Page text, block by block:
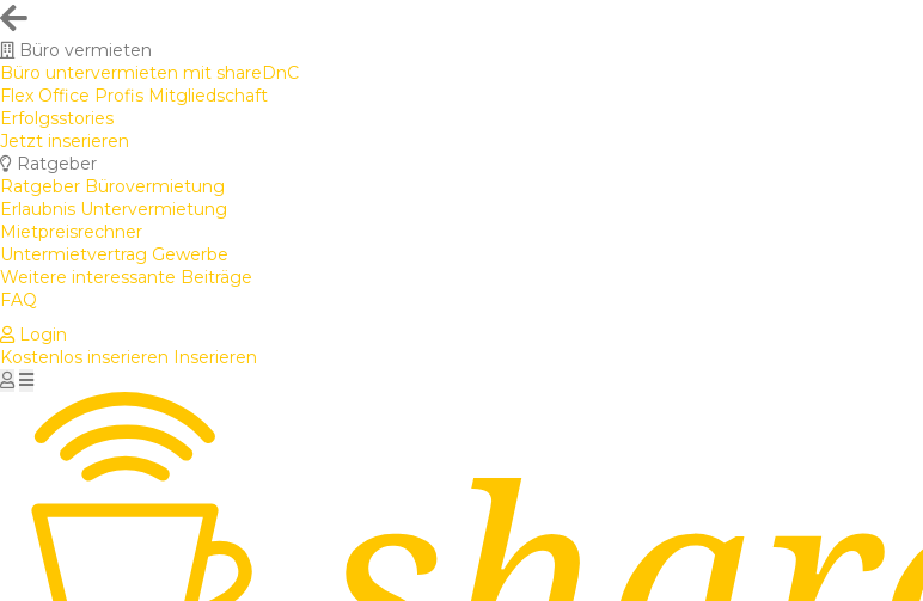
Büro vermieten
Büro untervermieten mit shareDnC
Flex Office Profis Mitgliedschaft
Erfolgsstories
Jetzt inserieren
Ratgeber
Ratgeber Bürovermietung
Erlaubnis Untervermietung
Mietpreisrechner
Untermietvertrag Gewerbe
Weitere interessante Beiträge
FAQ
Login
Kostenlos inserieren Inserieren